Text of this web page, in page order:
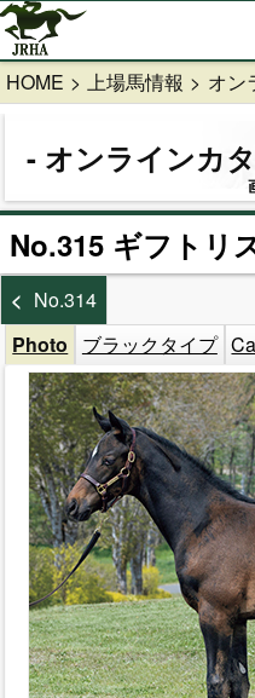
HOME 上場馬情報 オン
オンラインカ
No.315 ギフトリ
No.314
Photo
ブラックタイプ